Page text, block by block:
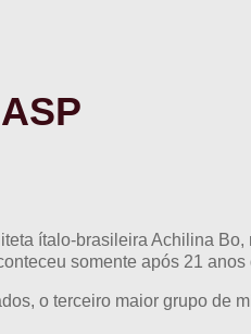
ítalo-brasileira Achilina
somente após 21
o terceiro maior grupo de